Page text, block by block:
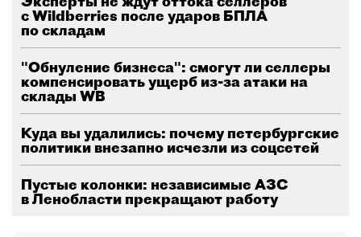
с Wildberries после ударов БПЛА
по складам
"Обнуление бизнеса": смогут ли селлеры
компенсировать ущерб из-за атаки на
склады WB
Куда вы удалились: почему петербургские
политики внезапно исчезли из соцсетей
Пустые колонки: независимые АЗС
в Ленобласти прекращают работу